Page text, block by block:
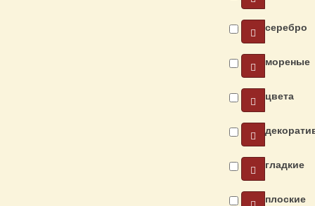
серебро
мореные
цвета
гладкие
плоские